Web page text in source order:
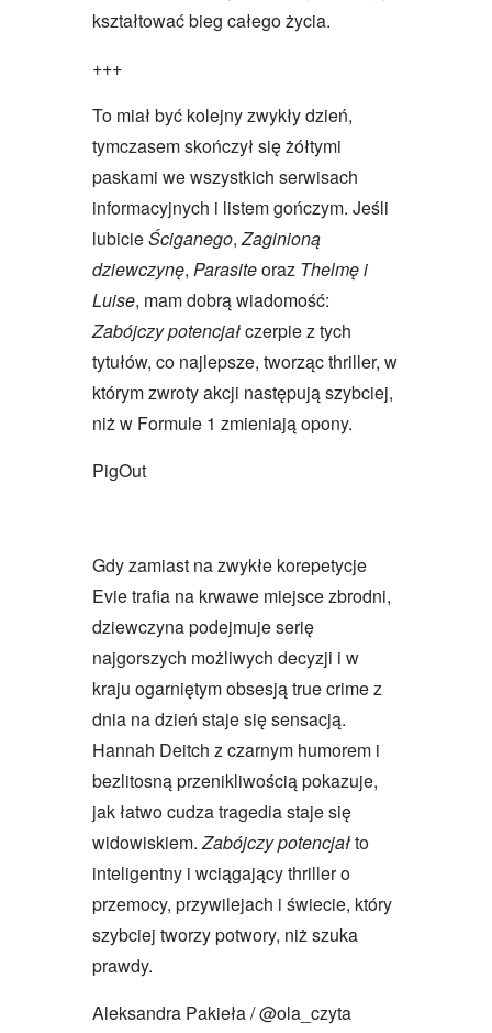
kształtować bieg całego życia.
+++
To miał być kolejny zwykły dzień,
tymczasem skończył się żółtymi
paskami we wszystkich serwisach
informacyjnych i listem gończym. Jeśli
lubicieŚciganego,Zaginioną
dziewczynę, Parasiteoraz Thelmę i
Luise, mam dobrą wiadomość:
Zabójczy potencjałczerpie z tych
tytułów, co najlepsze, tworząc thriller, w
którym zwroty akcji następują szybciej,
niż w Formule 1 zmieniają opony.
PigOut
Gdy zamiast na zwykłe korepetycje
Evie trafia na krwawe miejsce zbrodni,
dziewczyna podejmuje serię
najgorszych możliwych decyzji i w
kraju ogarniętym obsesją true crime z
dnia na dzień staje się sensacją.
Hannah Deitch z czarnym humorem i
bezlitosną przenikliwością pokazuje,
jak łatwo cudza tragedia staje się
widowiskiem.Zabójczy potencjałto
inteligentny i wciągający thriller o
przemocy, przywilejach i świecie, który
szybciej tworzy potwory, niż szuka
prawdy.
Aleksandra Pakieła / @ola_czyta